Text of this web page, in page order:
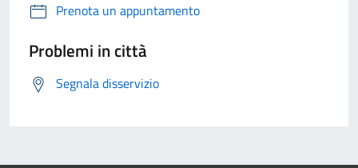
Prenota un appuntamento
Problemi in città
Segnala disservizio